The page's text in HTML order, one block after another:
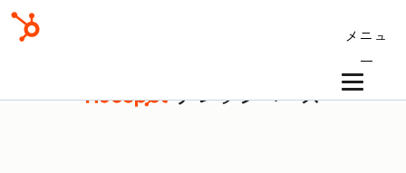
メニュ
ー
ナレッジベース